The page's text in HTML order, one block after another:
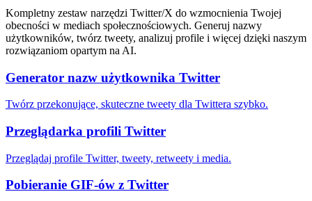
Kompletny zestaw narzędzi Twitter/X do wzmocnienia Twojej
obecności w mediach społecznościowych. Generuj nazwy
użytkowników, twórz tweety, analizuj profile i więcej dzięki naszym
rozwiązaniom opartym na AI.
Generator nazw użytkownika Twitter
Twórz przekonujące, skuteczne tweety dla Twittera szybko.
Przeglądarka profili Twitter
Przeglądaj profile Twitter, tweety, retweety i media.
Pobieranie GIF-ów z Twitter